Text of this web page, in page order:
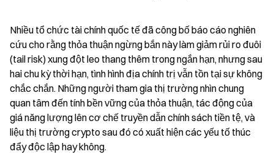
Nhiều tổ chức tài chính quốc tế đã công bố báo cáo nghiên
cứu cho rằng thỏa thuận ngừng bắn này làm giảm rủi ro đuôi
(tail risk) xung đột leo thang thêm trong ngắn hạn, nhưng sau
hai chu kỳ thời hạn, tình hình địa chính trị vẫn tồn tại sự không
chắc chắn. Những người tham gia thị trường nhìn chung
quan tâm đến tính bền vững của thỏa thuận, tác động của
giá năng lượng lên cơ chế truyền dẫn chính sách tiền tệ, và
liệu thị trường crypto sau đó có xuất hiện các yếu tố thúc
đẩy độc lập hay không.